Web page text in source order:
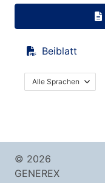
Beiblatt
Alle Sprachen
© 2026
GENEREX